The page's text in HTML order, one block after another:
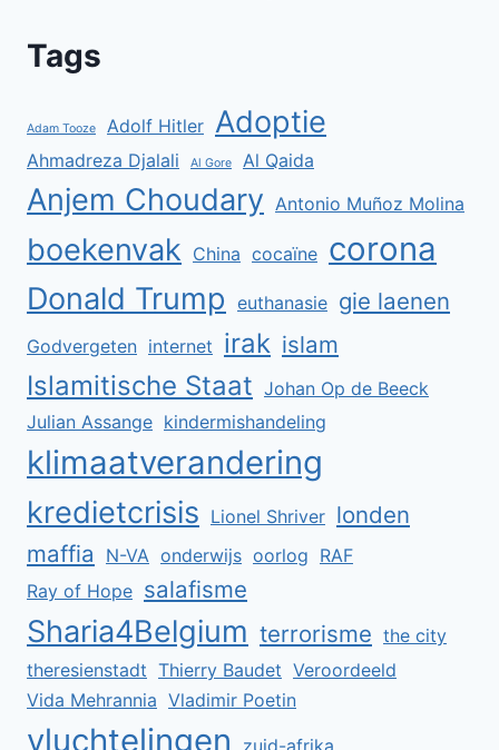
Tags
Adam Tooze Adolf Hitler Adoptie
Ahmadreza Djalali Al Gore Al Qaida
Anjem Choudary Antonio Muñoz Molina
boekenvak China cocaïne corona
Donald Trump euthanasie gie laenen
Godvergeten internet irak islam
Islamitische Staat Johan Op de Beeck
Julian Assange kindermishandeling
klimaatverandering
kredietcrisis Lionel Shriver londen
maffia
N-VA onderwijs oorlog RAF
Ray of Hope salafisme
Sharia4Belgium terrorisme the city
theresienstadt Thierry Baudet Veroordeeld
Vida Mehrannia Vladimir Poetin
vluchtelingen zuid-afrika